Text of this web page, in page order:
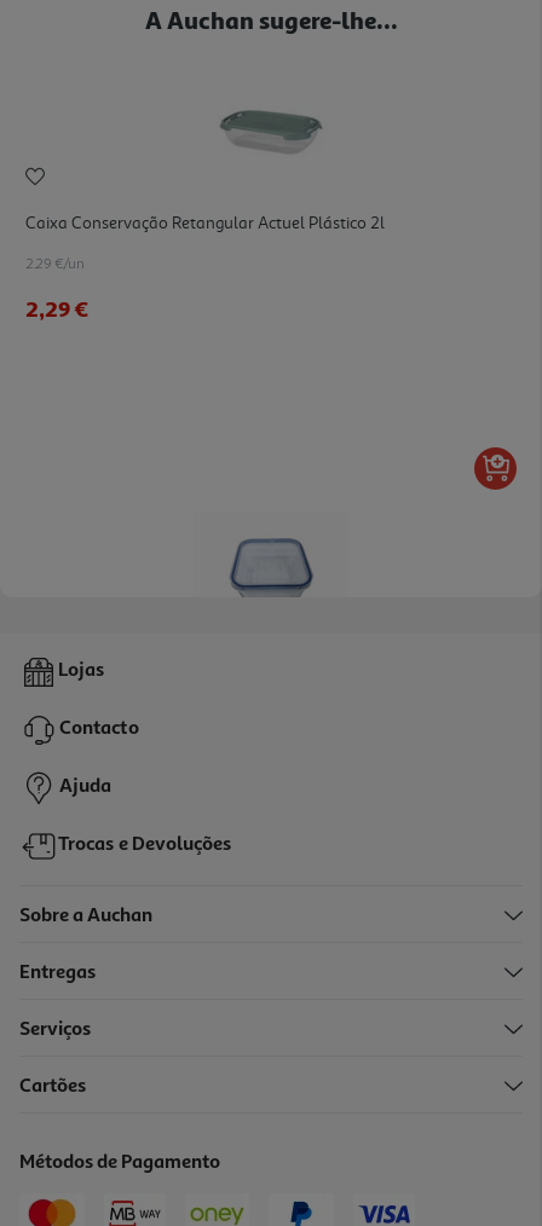
A Auchan sugere-lhe...
Caixa Conservação Retangular Actuel Plástico 2l
2.29 €/un
2,29 €
Caixa Em Vidro Quadrada Actuel Hermética Com Válvula 2l
7,99 €
Lojas
Contacto
Ajuda
Trocas e Devoluções
Sobre a Auchan
Entregas
Serviços
Cartões
Métodos de Pagamento